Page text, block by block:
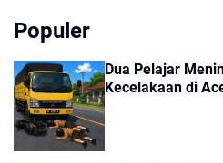
Populer
Dua Pelajar
Kecelakaan di